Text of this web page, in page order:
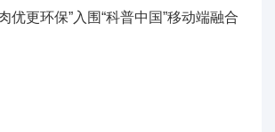
优更环保”入围“科普中国”移动端融合